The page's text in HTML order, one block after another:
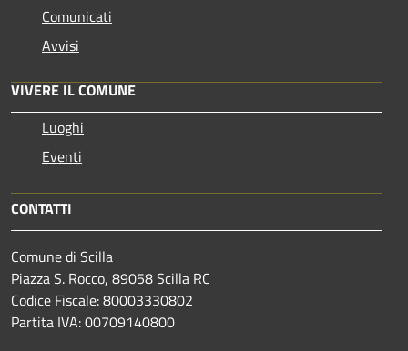
Comunicati
Avvisi
VIVERE IL COMUNE
Luoghi
Eventi
CONTATTI
Comune di Scilla
Piazza S. Rocco, 89058 Scilla RC
Codice Fiscale: 80003330802
Partita IVA: 00709140800